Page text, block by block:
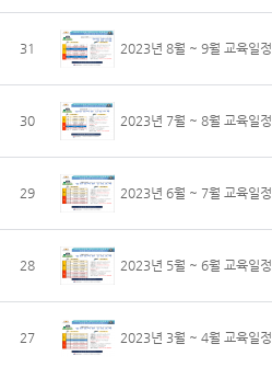
31 2023년 8월 ~ 9월 교육일정
30 2023년 7월 ~ 8월 교육일정
29 2023년 6월 ~ 7월 교육일정
28 2023년 5월 ~ 6월 교육일정
27 2023년 3월 ~ 4월 교육일정